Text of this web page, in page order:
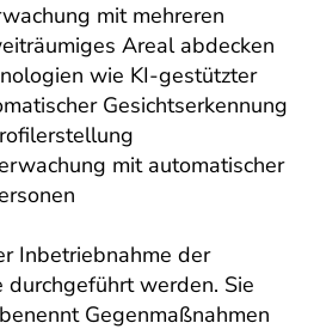
mit mehreren
Areal abdecken
wie KI-gestützter
Gesichtserkennung
mit automatischer
Inbetriebnahme der
werden. Sie
Gegenmaßnahmen